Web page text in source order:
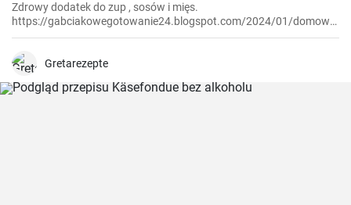
Zdrowy dodatek do zup , sosów i mięs.
https://gabciakowegotowanie24.blogspot.com/2024/01/domowa-
vegeta.html
Gretarezepte